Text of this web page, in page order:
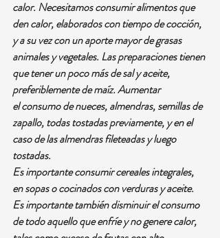
calor. Necesitamos consumir alimentos que
den calor, elaborados con tiempo de cocción,
y a su vez con un aporte mayor de grasas
animales y vegetales. Las preparaciones tienen
que tener un poco más de sal y aceite,
preferiblemente de maíz. Aumentar
el consumo de nueces, almendras, semillas de
zapallo, todas tostadas previamente, y en el
caso de las almendras fileteadas y luego
tostadas.
Es importante consumir cereales integrales,
en sopas o cocinados con verduras y aceite.
Es importante también disminuir el consumo
de todo aquello que enfríe y no genere calor,